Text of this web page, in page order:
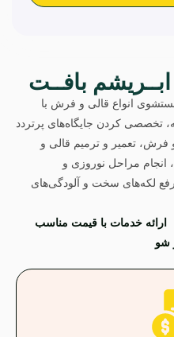
بافــت
انواع قالی و فرش با
تخصصی کردن جایگاه‌های پرتردد
تعمیر و ترمیم قالی و
انجام مراحل نوروزی و
لکه‌های سخت و آلودگی‌های
ارائه خدمات با قیمت مناسب